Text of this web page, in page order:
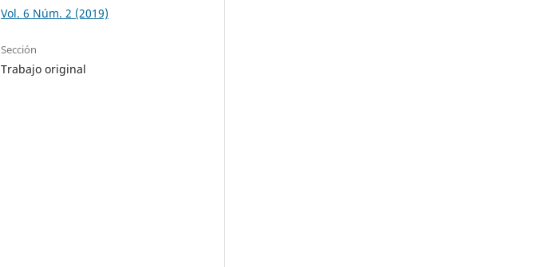
Vol. 6 Núm. 2 (2019)
Sección
Trabajo original